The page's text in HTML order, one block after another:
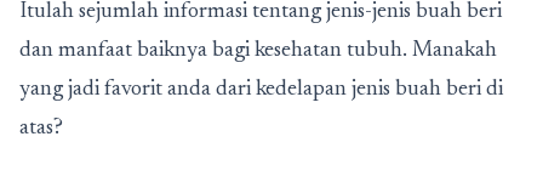
Itulah sejumlah informasi tentang jenis-jenis buah beri
dan manfaat baiknya bagi kesehatan tubuh. Manakah
yang jadi favorit anda dari kedelapan jenis buah beri di
atas?